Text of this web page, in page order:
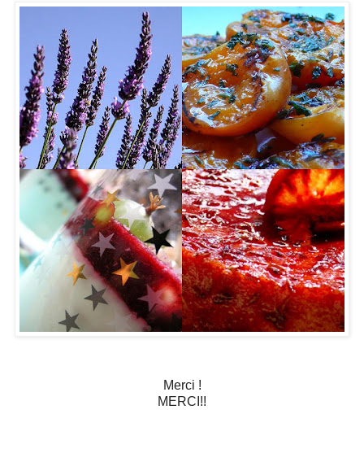
Merci !
MERCI!!